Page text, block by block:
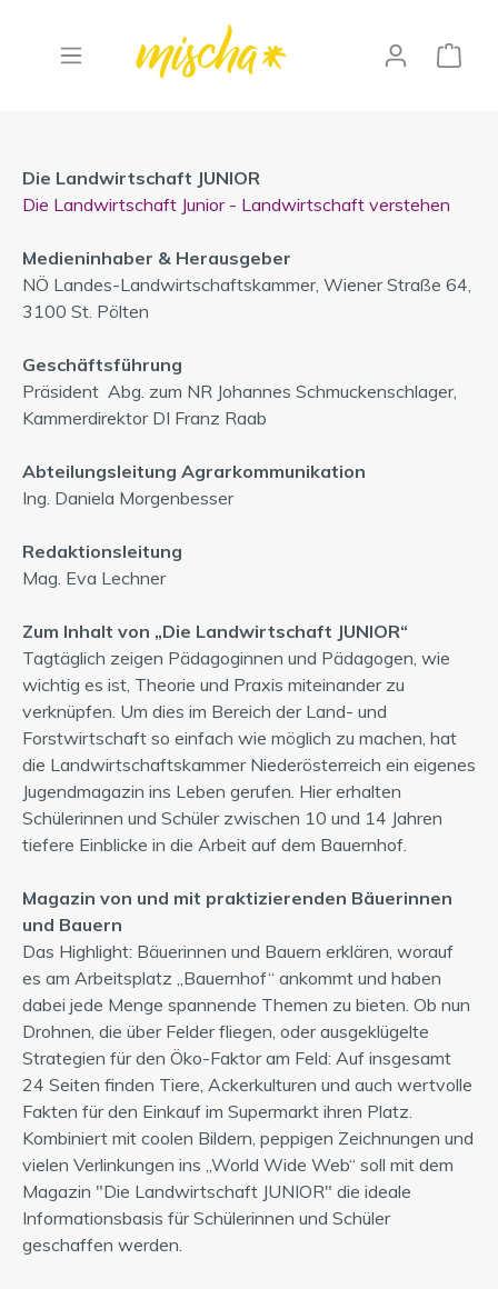
"Die Landwirtschaft JUNIOR"
Die Landwirtschaft JUNIOR
Die Landwirtschaft Junior - Landwirtschaft verstehen
Medieninhaber & Herausgeber
NÖ Landes-Landwirtschaftskammer, Wiener Straße 64,
3100 St. Pölten
Geschäftsführung
Präsident Abg. zum NR Johannes Schmuckenschlager,
Kammerdirektor DI Franz Raab
Abteilungsleitung Agrarkommunikation
Ing. Daniela Morgenbesser
Redaktionsleitung
Mag. Eva Lechner
Zum Inhalt von „Die Landwirtschaft JUNIOR“
Tagtäglich zeigen Pädagoginnen und Pädagogen, wie
wichtig es ist, Theorie und Praxis miteinander zu
verknüpfen. Um dies im Bereich der Land- und
Forstwirtschaft so einfach wie möglich zu machen, hat
die Landwirtschaftskammer Niederösterreich ein eigenes
Jugendmagazin ins Leben gerufen. Hier erhalten
Schülerinnen und Schüler zwischen 10 und 14 Jahren
tiefere Einblicke in die Arbeit auf dem Bauernhof.
Magazin von und mit praktizierenden Bäuerinnen
und Bauern
Das Highlight: Bäuerinnen und Bauern erklären, worauf
es am Arbeitsplatz „Bauernhof“ ankommt und haben
dabei jede Menge spannende Themen zu bieten. Ob nun
Drohnen, die über Felder fliegen, oder ausgeklügelte
Strategien für den Öko-Faktor am Feld: Auf insgesamt
24 Seiten finden Tiere, Ackerkulturen und auch wertvolle
Fakten für den Einkauf im Supermarkt ihren Platz.
Kombiniert mit coolen Bildern, peppigen Zeichnungen und
vielen Verlinkungen ins „World Wide Web“ soll mit dem
Magazin "Die Landwirtschaft JUNIOR" die ideale
Informationsbasis für Schülerinnen und Schüler
geschaffen werden.